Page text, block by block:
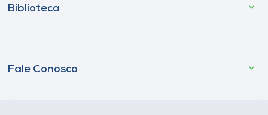
Biblioteca
Fale Conosco